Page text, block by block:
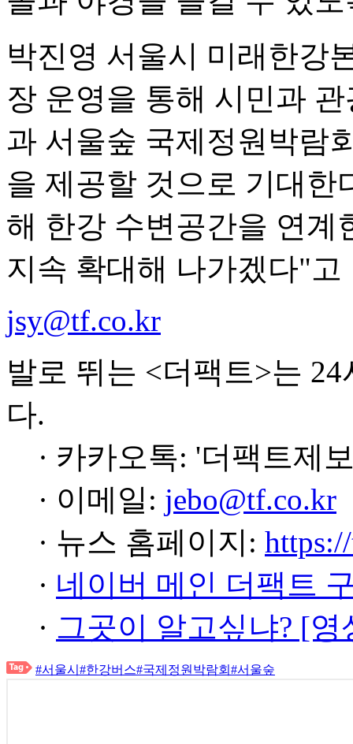
박진영 서울시 미래한강
장 운영을 통해 시민과
과 서울숲 국제정원박람
을 제공할 것으로 기대
해 한강 수변공간을 연계
지속 확대해 나가겠다"고
jsy@tf.co.kr
발로 뛰는 <더팩트>는
다.
· 카카오톡: '더팩트제
· 이메일: jebo@tf.co.kr
· 뉴스 홈페이지:
· 네이버 메인 더팩트
· 그곳이 알고싶냐? [
#서울시 #한강버스#국제정원박람회 #서울숲